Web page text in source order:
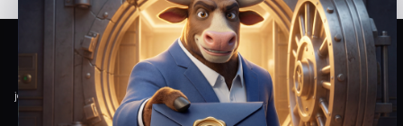
Veškeré informace a materiály zveřejněné na internetových stránkách
Burzovního Světa vycházejí z veřejně dostupných a důvěryhodných zdrojů. Při
jejich zpracování je postupováno s odbornou péčí a cílem poskytovat čtenářům
objektivní, aktuální a srozumitelné informace. Obsah internetových stránek